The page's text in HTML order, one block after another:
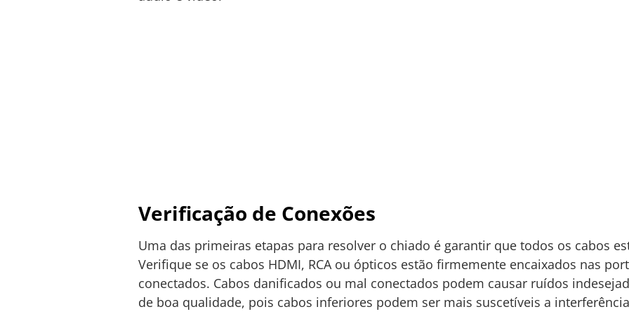
Verificação de Conexões
Uma das primeiras etapas para resolver o chiado é garantir que todos os cabos
Verifique se os cabos HDMI, RCA ou ópticos estão firmemente encaixados nas
conectados. Cabos danificados ou mal conectados podem causar ruídos
de boa qualidade, pois cabos inferiores podem ser mais suscetíveis a